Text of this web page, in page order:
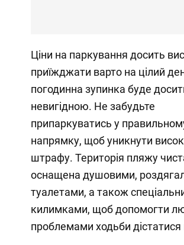
Ціни на паркування досить
приїжджати варто на цілий
погодинна зупинка буде
невигідною. Не забудьте
припаркуватись у
напрямку, щоб уникнути
штрафу. Територія пляжу
оснащена душовими,
туалетами, а також
килимками, щоб допомогти
проблемами ходьби дістатися